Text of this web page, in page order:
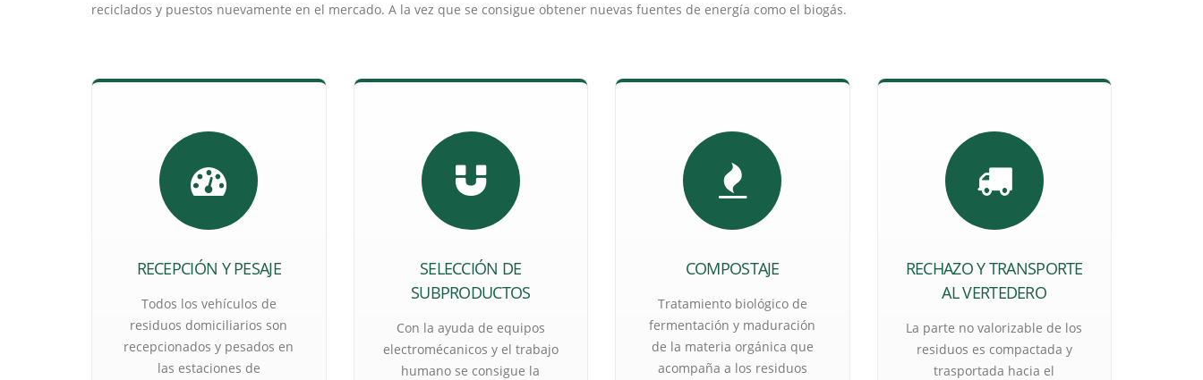
reciclados y puestos nuevamente en el mercado. A la vez que se consigue obtener nuevas fuentes de energía como el biogás.
RECEPCIÓN Y PESAJE
Todos los vehículos de
residuos domiciliarios son
recepcionados y pesados en
las estaciones de
SELECCIÓN DE
SUBPRODUCTOS
Con la ayuda de equipos
electromécanicos y el trabajo
humano se consigue la
COMPOSTAJE
Tratamiento biológico de
fermentación y maduración
de la materia orgánica que
acompaña a los residuos
RECHAZO Y TRANSPORTE
AL VERTEDERO
La parte no valorizable de los
residuos es compactada y
trasportada hacia el